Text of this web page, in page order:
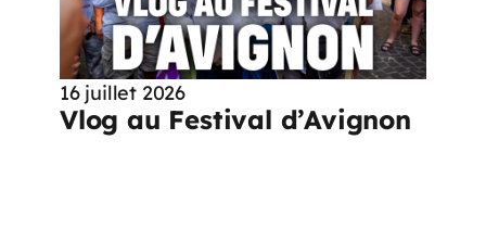
16 juillet 2026
Vlog au Festival d’Avignon